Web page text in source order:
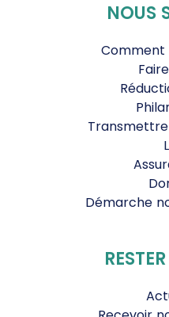
NOUS
Comment
Démarche